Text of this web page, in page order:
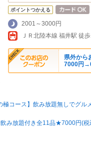
ポイントつかえる
2001～3000円
ＪＲ北陸本線 福井駅 徒
県外から
7000円
コース】飲み放題無しでグル
み放題付き全11品★7000円(